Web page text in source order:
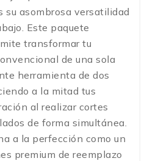
su asombrosa versatilidad
Este paquete
transformar tu
de una sola
herramienta de dos
a la mitad tus
al realizar cortes
de forma simultánea.
a la perfección como un
premium de reemplazo